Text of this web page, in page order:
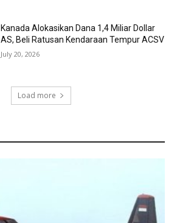
Kanada Alokasikan Dana 1,4 Miliar Dollar
AS, Beli Ratusan Kendaraan Tempur ACSV
July 20, 2026
Load more